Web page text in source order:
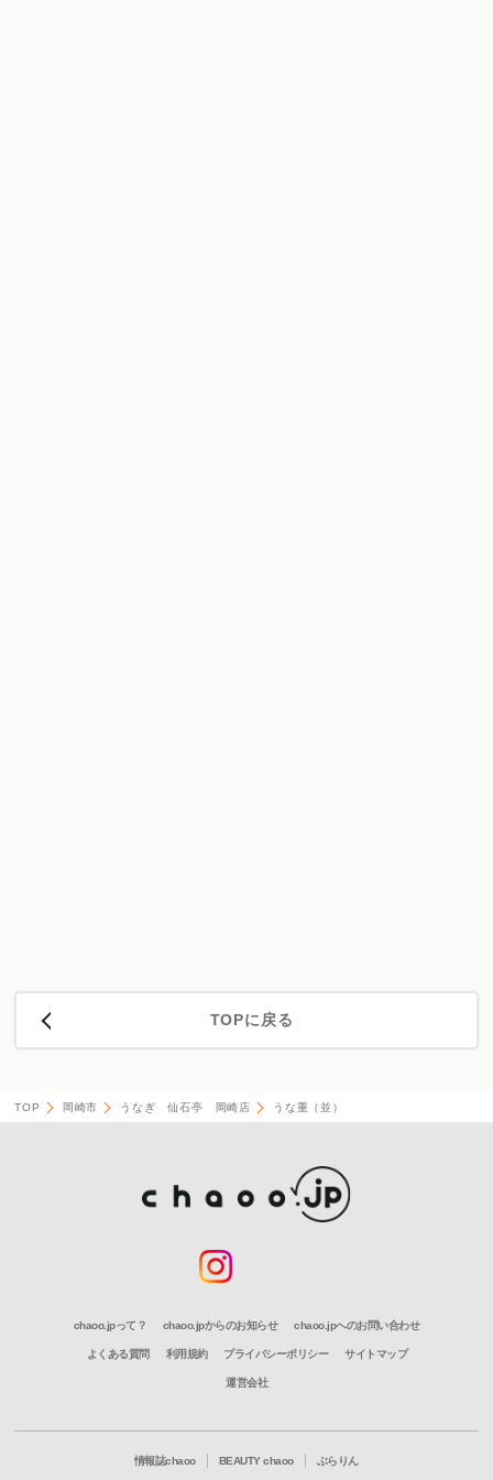
TOPに戻る
TOP 岡崎市 うなぎ 仙石亭 岡崎店 うな重（並）
chaoo.jpって？ chaoo.jpからのお知らせ chaoo.jpへのお問い合わせ
よくある質問 利用規約 プライバシーポリシー サイトマップ
運営会社
情報誌chaoo BEAUTY chaoo ぶらりん